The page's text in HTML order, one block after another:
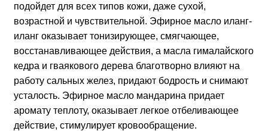
подойдет для всех типов кожи, даже сухой,
возрастной и чувствительной. Эфирное масло иланг-
иланг оказывает тонизирующее, смягчающее,
восстанавливающее действия, а масла гималайского
кедра и гваякового дерева благотворно влияют на
работу сальных желез, придают бодрость и снимают
усталость. Эфирное масло мандарина придает
аромату теплоту, оказывает легкое отбеливающее
действие, стимулирует кровообращение.